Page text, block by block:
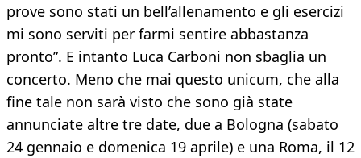
prove sono stati un bell’allenamento e gli esercizi
mi sono serviti per farmi sentire abbastanza
pronto”. E intanto Luca Carboni non sbaglia un
concerto. Meno che mai questo unicum, che alla
fine tale non sarà visto che sono già state
annunciate altre tre date, due a Bologna (sabato
24 gennaio e domenica 19 aprile) e una Roma, il 12